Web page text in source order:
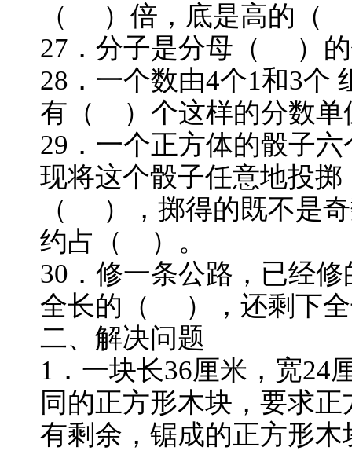
（ ）倍，底是高的（
27．分子是分母（ ）的
28．一个数由4个1和3
有（ ）个这样的分数单
29．一个正方体的骰子
现将这个骰子任意地投
（ ），掷得的既不是
约占（ ）。
30．修一条公路，已经
全长的（ ），还剩下
二、解决问题
1．一块长36厘米，宽24
同的正方形木块，要求
有剩余，锯成的正方形